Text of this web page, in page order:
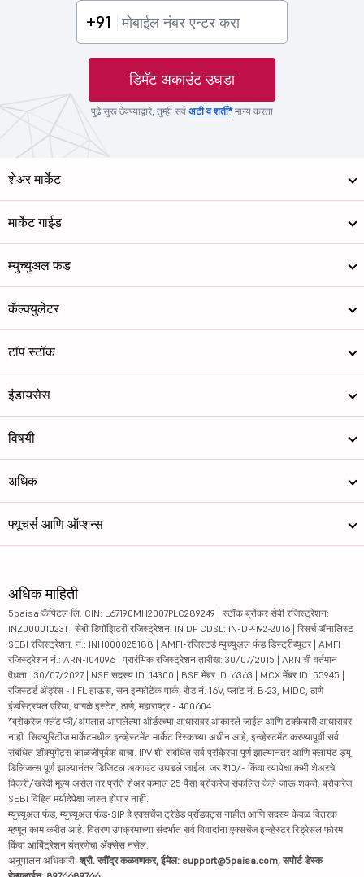
+91
डिमॅट अकाउंट उघडा
पुढे सुरू ठेवण्याद्वारे, तुम्ही सर्व अटी व शर्ती*मान्य करता
शेअर मार्केट
मार्केट गाईड
म्युच्युअल फंड
कॅल्क्युलेटर
टॉप स्टॉक
इंडायसेस
विषयी
अधिक
फ्यूचर्स आणि ऑप्शन्स
अधिक माहिती
5paisa कॅपिटल लि. CIN: L67190MH2007PLC289249 | स्टॉक ब्रोकर सेबी रजिस्ट्रेशन:
INZ000010231 | सेबी डिपॉझिटरी रजिस्ट्रेशन: IN DP CDSL: IN-DP-192-2016 | रिसर्च ॲनालिस्ट
SEBI रजिस्ट्रेशन. नं.: INH000025188 | AMFI-रजिस्टर्ड म्युच्युअल फंड डिस्ट्रीब्यूटर | AMFI
रजिस्ट्रेशन नं.: ARN-104096 | प्रारंभिक रजिस्ट्रेशन तारीख: 30/07/2015 | ARN ची वर्तमान
वैधता : 30/07/2027 | NSE सदस्य ID: 14300 | BSE मेंबर ID: 6363 | MCX मेंबर ID: 55945 |
रजिस्टर्ड ॲड्रेस - IIFL हाऊस, सन इन्फोटेक पार्क, रोड नं. 16V, प्लॉट नं. B-23, MIDC, ठाणे
इंडस्ट्रियल एरिया, वागळे इस्टेट, ठाणे, महाराष्ट्र - 400604
*ब्रोकरेज फ्लॅट फी/अंमलात आणलेल्या ऑर्डरच्या आधारावर आकारले जाईल आणि टक्केवारी आधारावर
नाही. सिक्युरिटीज मार्केटमधील इन्व्हेस्टमेंट मार्केट रिस्कच्या अधीन आहे, इन्व्हेस्टमेंट करण्यापूर्वी सर्व
संबंधित डॉक्युमेंट्स काळजीपूर्वक वाचा. IPV शी संबंधित सर्व प्रक्रिया पूर्ण झाल्यानंतर आणि क्लायंट ड्यू
डिलिजन्स पूर्ण झाल्यानंतर डिजिटल अकाउंट उघडले जाईल. जर ₹10/- किंवा त्यापेक्षा कमी शेअरचे
विक्री/खरेदी मूल्य असेल तर प्रति शेअर कमाल 25 पैसा ब्रोकरेज संकलित केले जाऊ शकते. ब्रोकरेज
SEBI विहित मर्यादेपेक्षा जास्त होणार नाही.
म्युच्युअल फंड, म्युच्युअल फंड-SIP हे एक्सचेंज ट्रेडेड प्रॉडक्ट्स नाहीत आणि सदस्य केवळ वितरक
म्हणून काम करीत आहे. वितरण उपक्रमाच्या संदर्भात सर्व विवादांना एक्सचेंज इन्व्हेस्टर रिड्रेसल फोरम
किंवा आर्बिट्रेशन यंत्रणेचा ॲक्सेस नसेल.
अनुपालन अधिकारी: श्री. रवींद्र कळवणकर, ईमेल: support@5paisa.com, सपोर्ट डेस्क